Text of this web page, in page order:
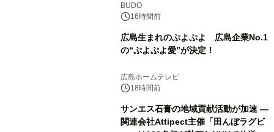
BUDO
16時間前
広島生まれのぷよぷよ 広島企業No.1
の“ぷよぷよ愛”が決定！
広島ホームテレビ
18時間前
サンエス石膏の地域貢献活動が加速 ―
関連会社Attipect主催「田んぼラグビ